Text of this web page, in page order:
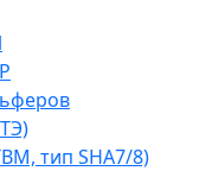
тип SHA7/8)